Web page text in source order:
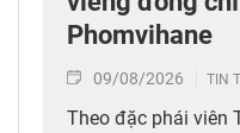
Phomvihane
09/08/2026 TIN
Theo đặc phái viên